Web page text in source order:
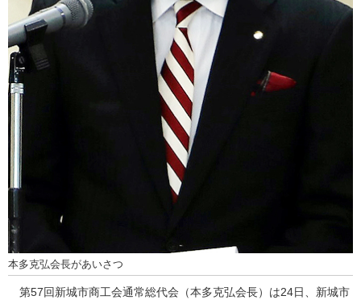
本多克弘会長があいさつ
第57回新城市商工会通常総代会（本多克弘会長）は24日、新城市